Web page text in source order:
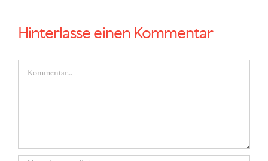
Hinterlasse einen Kommentar
Kommentar